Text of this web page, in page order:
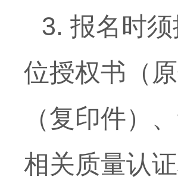
3. 报名时
位授权书（
（复印件）
相关质量认